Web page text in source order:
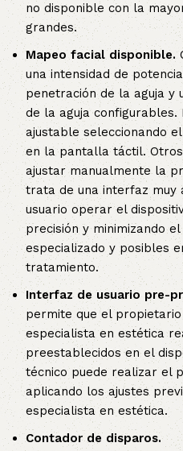
no disponible con la
grandes.
Mapeo facial disponible.
una intensidad de
penetración de la aguja y
de la aguja configurables.
ajustable seleccionando
en la pantalla táctil.
ajustar manualmente la
trata de una interfaz muy
usuario operar el
precisión y minimizando
especializado y posibles
tratamiento.
Interfaz de usuario pre-
permite que el
especialista en estética
preestablecidos en el
técnico puede realizar el
aplicando los ajustes
especialista en estética.
Contador de disparos.